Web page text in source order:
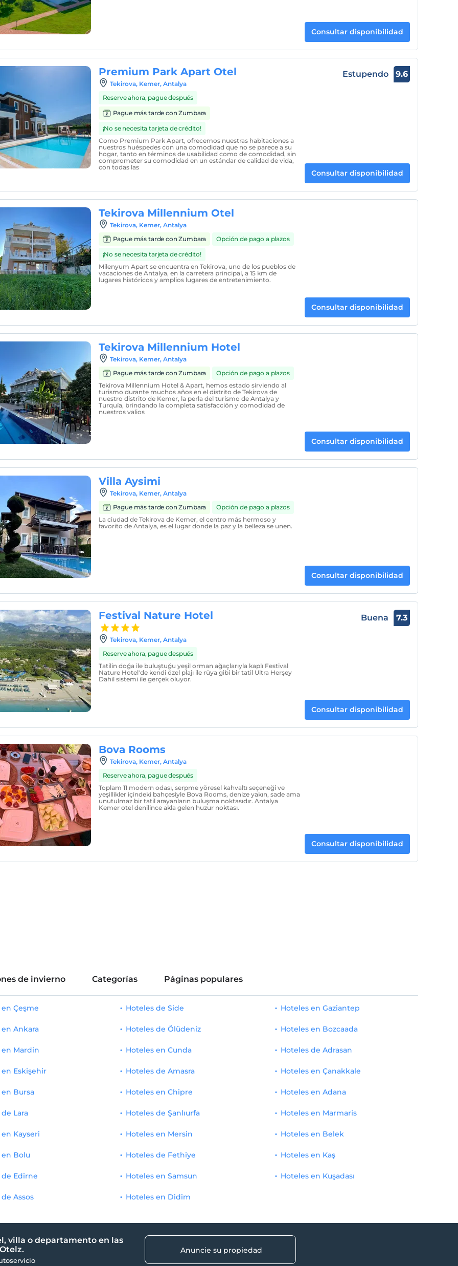
Consultar disponibilidad
Premium Park Apart Otel
Tekirova, Kemer, Antalya
Reserve ahora, pague después
Pague más tarde con Zumbara
¡No se necesita tarjeta de crédito!
Como Premium Park Apart, ofrecemos nuestras habitaciones a
nuestros huéspedes con una comodidad que no se parece a su
hogar, tanto en términos de usabilidad como de comodidad, sin
comprometer su comodidad en un estándar de calidad de vida,
con todas las
Estupendo 9.6
Consultar disponibilidad
Tekirova Millennium Otel
Tekirova, Kemer, Antalya
Pague más tarde con Zumbara
Opción de pago a plazos
¡No se necesita tarjeta de crédito!
Milenyum Apart se encuentra en Tekirova, uno de los pueblos de
vacaciones de Antalya, en la carretera principal, a 15 km de
lugares históricos y amplios lugares de entretenimiento.
Consultar disponibilidad
Tekirova Millennium Hotel
Tekirova, Kemer, Antalya
Pague más tarde con Zumbara
Opción de pago a plazos
Tekirova Millennium Hotel & Apart, hemos estado sirviendo al
turismo durante muchos años en el distrito de Tekirova de
nuestro distrito de Kemer, la perla del turismo de Antalya y
Turquía, brindando la completa satisfacción y comodidad de
nuestros valios
Consultar disponibilidad
Villa Aysimi
Tekirova, Kemer, Antalya
Pague más tarde con Zumbara
Opción de pago a plazos
La ciudad de Tekirova de Kemer, el centro más hermoso y
favorito de Antalya, es el lugar donde la paz y la belleza se unen.
Consultar disponibilidad
Festival Nature Hotel
Tekirova, Kemer, Antalya
Reserve ahora, pague después
Tatilin doğa ile buluştuğu yeşil orman ağaçlarıyla kaplı Festival
Nature Hotel'de kendi özel plajı ile rüya gibi bir tatil Ultra Herşey
Dahil sistemi ile gerçek oluyor.
Buena 7.3
Consultar disponibilidad
Bova Rooms
Tekirova, Kemer, Antalya
Reserve ahora, pague después
Toplam 11 modern odası, serpme yöresel kahvaltı seçeneği ve
yeşillikler içindeki bahçesiyle Bova Rooms, denize yakın, sade ama
unutulmaz bir tatil arayanların buluşma noktasıdır. Antalya
Kemer otel denilince akla gelen huzur noktası.
Consultar disponibilidad
de invierno Categorías Páginas populares
Çeşme
Ankara
en Mardin
Eskişehir
Bursa
Hoteles de Side
Hoteles de Ölüdeniz
Hoteles en Cunda
Hoteles de Amasra
Hoteles en Chipre
Hoteles en Gaziantep
Hoteles en Bozcaada
Hoteles de Adrasan
Hoteles en Çanakkale
Hoteles en Adana
Lara
Kayseri
en Bolu
Edirne
Assos
Hoteles de Şanlıurfa
Hoteles en Mersin
Hoteles de Fethiye
Hoteles en Samsun
Hoteles en Didim
Hoteles en Marmaris
Hoteles en Belek
Hoteles en Kaş
Hoteles en Kuşadası
villa o departamento en las
Anuncie su propiedad